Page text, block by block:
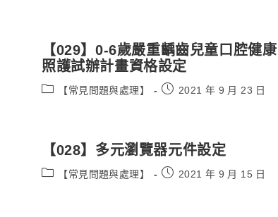
【029】0-6歲嚴重齲齒兒童口腔健康
照護試辦計畫資格設定
Post
【常見問題與處理】
Post2021 年 9 月 23 日
【028】多元瀏覽器元件設定
Post
【常見問題與處理】
Post2021 年 9 月 15 日